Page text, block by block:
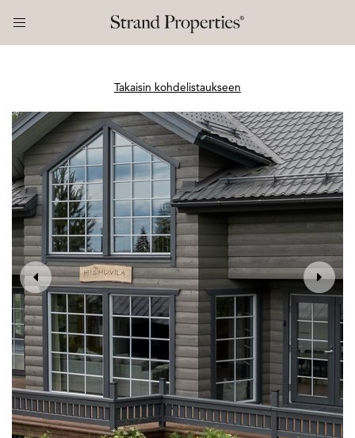
Takaisin kohdelistaukseen